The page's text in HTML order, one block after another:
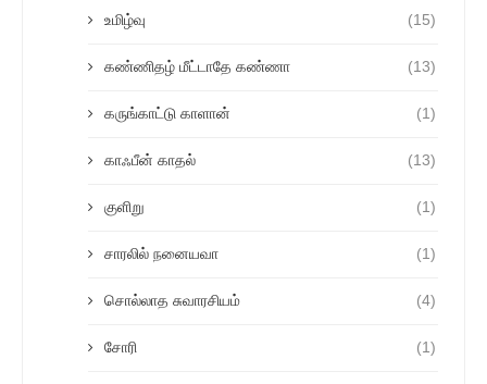
உமிழ்வு (15)
கண்ணிதழ் மீட்டாதே கண்ணா (13)
கருங்காட்டு காளான் (1)
காஃபீன் காதல் (13)
குளிறு (1)
சாரலில் நனையவா (1)
சொல்லாத சுவாரசியம் (4)
சோரி (1)